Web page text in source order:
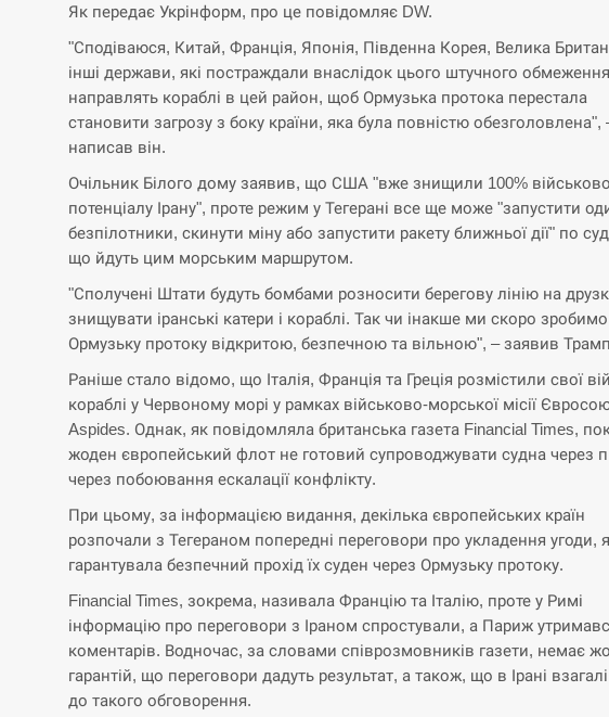
Як передає Укрінформ, про це повідомляє DW.
"Сподіваюся, Китай, Франція, Японія, Південна Корея, Велика
інші держави, які постраждали внаслідок цього штучного
направлять кораблі в цей район, щоб Ормузька протока перестала
становити загрозу з боку країни, яка була повністю обезголовлена",
написав він.
Очільник Білого дому заявив, що США "вже знищили 100%
потенціалу Ірану", проте режим у Тегерані все ще може "запустити
безпілотники, скинути міну або запустити ракету ближньої дії" по
що йдуть цим морським маршрутом.
"Сполучені Штати будуть бомбами розносити берегову лінію на
знищувати іранські катери і кораблі. Так чи інакше ми скоро зробимо
Ормузьку протоку відкритою, безпечною та вільною", – заявив
Раніше стало відомо, що Італія, Франція та Греція розмістили свої
кораблі у Червоному морі у рамках військово-морської місії
Aspides. Однак, як повідомляла британська газета Financial Times,
жоден європейський флот не готовий супроводжувати судна через
через побоювання ескалації конфлікту.
При цьому, за інформацією видання, декілька європейських країн
розпочали з Тегераном попередні переговори про укладення угоди,
гарантувала безпечний прохід їх суден через Ормузьку протоку.
Financial Times, зокрема, називала Францію та Італію, проте у Римі
інформацію про переговори з Іраном спростували, а Париж
коментарів. Водночас, за словами співрозмовників газети, немає
гарантій, що переговори дадуть результат, а також, що в Ірані взагалі
до такого обговорення.